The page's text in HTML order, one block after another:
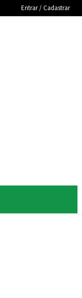
Entrar / Cadastrar